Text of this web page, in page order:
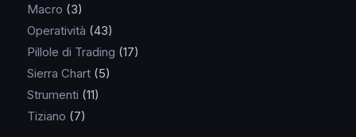
Macro (3)
Operatività (43)
Pillole di Trading (17)
Sierra Chart(5)
Strumenti (11)
Tiziano (7)